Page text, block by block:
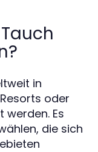
in
oder
Es
die sich